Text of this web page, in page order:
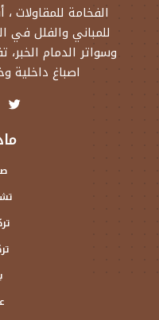
الفخامة
للمباني والفلل في
وسواتر الدمام
اصباغ داخلية